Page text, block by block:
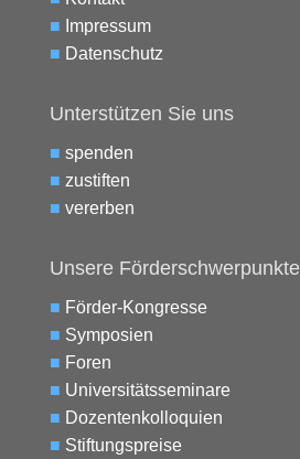
■ Impressum
■ Datenschutz
Unterstützen Sie uns
■ spenden
■ zustiften
■ vererben
Unsere Förderschwerpunkte
■ Förder-Kongresse
■ Symposien
■ Foren
■ Universitätsseminare
■ Dozentenkolloquien
■ Stiftungspreise